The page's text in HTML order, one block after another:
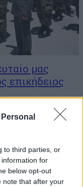
to third parties, or
for
below opt-out
note that after your
μας
επικήδειος
φόρτισης
τελέστηκε στον Ιερό
στην Κόρινθο. Ο
συνεργάτη» και